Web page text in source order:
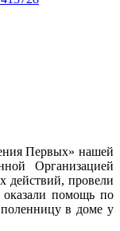
Первых» нашей
Организацией
действий, провели
помощь по
поленницу в доме у